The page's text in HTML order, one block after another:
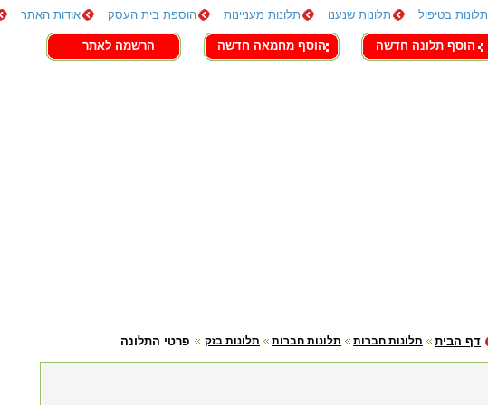
תלונות בטיפול תלונות שנענו תלונות מעניינות הוספת בית העסק אודות האתר
צור קשר
הוסף תלונה חדשה הוסף מחמאה חדשה הרשמה לאתר
פרטי התלונה תלונות בזק תלונות חברות תלונות חברות דף הבית